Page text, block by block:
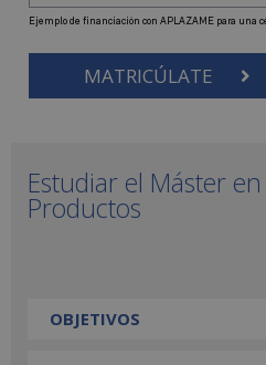
MATRICÚLATE
Estudiar el Máster
Productos
OBJETIVOS